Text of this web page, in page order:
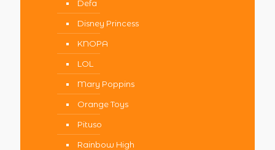
Defa
Disney Princess
KNOPA
LOL
Mary Poppins
Orange Toys
Pituso
Rainbow High